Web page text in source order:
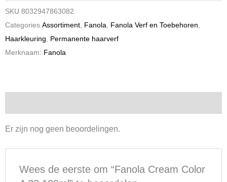
hoeveelheid
SKU 8032947863082
Categories Assortiment, Fanola, Fanola Verf en Toebehoren,
Haarkleuring, Permanente haarverf
Merknaam: Fanola
Er zijn nog geen beoordelingen.
Wees de eerste om “Fanola Cream Color